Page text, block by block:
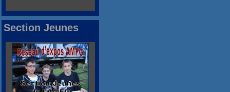
Section Jeunes